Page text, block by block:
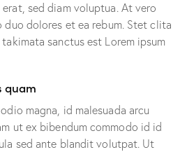
sed diam voluptua. At vero
duo dolores et ea rebum. Stet clita
sanctus est Lorem ipsum
quam
magna, id malesuada arcu
ut ex bibendum commodo id id
sed ante blandit volutpat. Ut